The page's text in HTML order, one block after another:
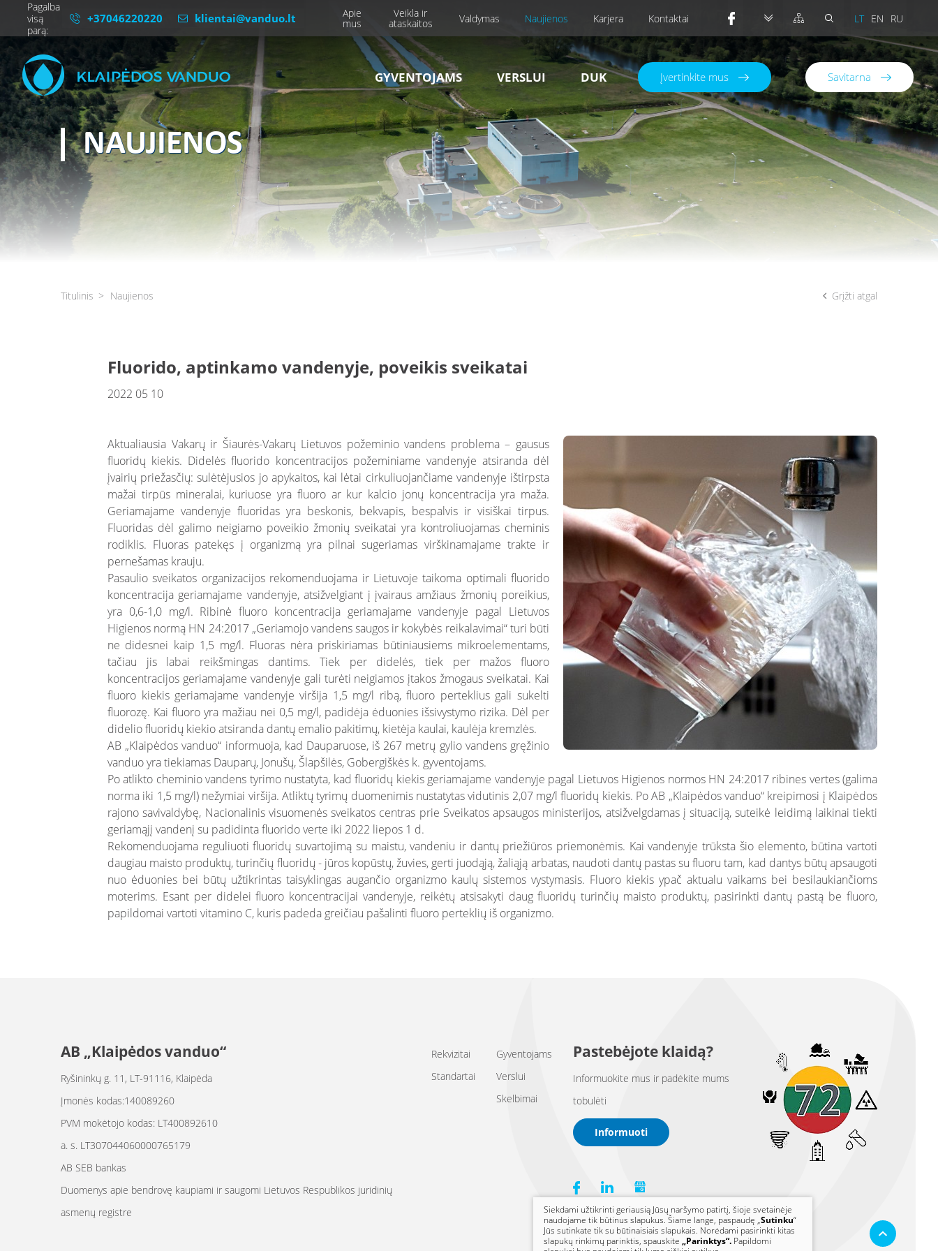
Pagalba
visą
parą:
+37046220220 klientai@vanduo.lt Apie
mus
Veikla ir
ataskaitos Valdymas Naujienos Karjera Kontaktai LT EN RU
GYVENTOJAMS VERSLUI DUK Įvertinkite mus Savitarna
NAUJIENOS
Titulinis Naujienos Grįžti atgal
Fluorido, aptinkamo vandenyje, poveikis sveikatai
2022 05 10
Aktualiausia Vakarų ir Šiaurės-Vakarų Lietuvos požeminio vandens problema – gausus
fluoridų kiekis. Didelės fluorido koncentracijos požeminiame vandenyje atsiranda dėl
įvairių priežasčių: sulėtėjusios jo apykaitos, kai lėtai cirkuliuojančiame vandenyje ištirpsta
mažai tirpūs mineralai, kuriuose yra fluoro ar kur kalcio jonų koncentracija yra maža.
Geriamajame vandenyje fluoridas yra beskonis, bekvapis, bespalvis ir visiškai tirpus.
Fluoridas dėl galimo neigiamo poveikio žmonių sveikatai yra kontroliuojamas cheminis
rodiklis. Fluoras patekęs į organizmą yra pilnai sugeriamas virškinamajame trakte ir
pernešamas krauju.
Pasaulio sveikatos organizacijos rekomenduojama ir Lietuvoje taikoma optimali fluorido
koncentracija geriamajame vandenyje, atsižvelgiant į įvairaus amžiaus žmonių poreikius,
yra 0,6-1,0 mg/l. Ribinė fluoro koncentracija geriamajame vandenyje pagal Lietuvos
Higienos normą HN 24:2017 „Geriamojo vandens saugos ir kokybės reikalavimai“ turi būti
ne didesnei kaip 1,5 mg/l. Fluoras nėra priskiriamas būtiniausiems mikroelementams,
tačiau jis labai reikšmingas dantims. Tiek per didelės, tiek per mažos fluoro
koncentracijos geriamajame vandenyje gali turėti neigiamos įtakos žmogaus sveikatai. Kai
fluoro kiekis geriamajame vandenyje viršija 1,5 mg/l ribą, fluoro perteklius gali sukelti
fluorozę. Kai fluoro yra mažiau nei 0,5 mg/l, padidėja ėduonies išsivystymo rizika. Dėl per
didelio fluoridų kiekio atsiranda dantų emalio pakitimų, kietėja kaulai, kaulėja kremzlės.
AB „Klaipėdos vanduo“ informuoja, kad Dauparuose, iš 267 metrų gylio vandens gręžinio
vanduo yra tiekiamas Dauparų, Jonušų, Šlapšilės, Gobergiškės k. gyventojams.
Po atlikto cheminio vandens tyrimo nustatyta, kad fluoridų kiekis geriamajame vandenyje pagal Lietuvos Higienos normos HN 24:2017 ribines vertes (galima
norma iki 1,5 mg/l) nežymiai viršija. Atliktų tyrimų duomenimis nustatytas vidutinis 2,07 mg/l fluoridų kiekis. Po AB „Klaipėdos vanduo“ kreipimosi į Klaipėdos
rajono savivaldybę, Nacionalinis visuomenės sveikatos centras prie Sveikatos apsaugos ministerijos, atsižvelgdamas į situaciją, suteikė leidimą laikinai tiekti
geriamąjį vandenį su padidinta fluorido verte iki 2022 liepos 1 d.
Rekomenduojama reguliuoti fluoridų suvartojimą su maistu, vandeniu ir dantų priežiūros priemonėmis. Kai vandenyje trūksta šio elemento, būtina vartoti
daugiau maisto produktų, turinčių fluoridų - jūros kopūstų, žuvies, gerti juodąją, žaliąją arbatas, naudoti dantų pastas su fluoru tam, kad dantys būtų apsaugoti
nuo ėduonies bei būtų užtikrintas taisyklingas augančio organizmo kaulų sistemos vystymasis. Fluoro kiekis ypač aktualu vaikams bei besilaukiančioms
moterims. Esant per didelei fluoro koncentracijai vandenyje, reikėtų atsisakyti daug fluoridų turinčių maisto produktų, pasirinkti dantų pastą be fluoro,
papildomai vartoti vitamino C, kuris padeda greičiau pašalinti fluoro perteklių iš organizmo.
AB „Klaipėdos vanduo“
Ryšininkų g. 11, LT-91116, Klaipėda
Įmonės kodas:140089260
PVM mokėtojo kodas: LT400892610
a. s. LT307044060000765179
AB SEB bankas
Duomenys apie bendrovę kaupiami ir saugomi Lietuvos Respublikos juridinių
asmenų registre
Rekvizitai
Standartai
Gyventojams
Verslui
Skelbimai
Pastebėjote klaidą?
Informuokite mus ir padėkite mums
tobulėti
Informuoti
Siekdami užtikrinti geriausią Jūsų naršymo patirtį, šioje svetainėje
naudojame tik būtinus slapukus. Šiame lange, paspaudę „Sutinku“
Jūs sutinkate tik su būtinaisiais slapukais. Norėdami pasirinkti kitas
slapukų rinkimų parinktis, spauskite „Parinktys“. Papildomi